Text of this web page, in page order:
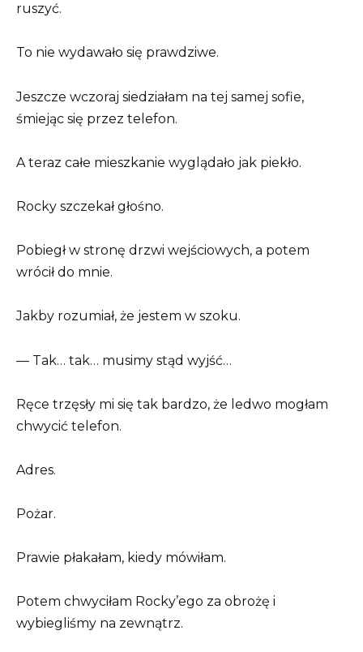
ruszyć.
To nie wydawało się prawdziwe.
Jeszcze wczoraj siedziałam na tej samej sofie,
śmiejąc się przez telefon.
A teraz całe mieszkanie wyglądało jak piekło.
Rocky szczekał głośno.
Pobiegł w stronę drzwi wejściowych, a potem
wrócił do mnie.
Jakby rozumiał, że jestem w szoku.
— Tak… tak… musimy stąd wyjść…
Ręce trzęsły mi się tak bardzo, że ledwo mogłam
chwycić telefon.
Adres.
Pożar.
Prawie płakałam, kiedy mówiłam.
Potem chwyciłam Rocky’ego za obrożę i
wybiegliśmy na zewnątrz.